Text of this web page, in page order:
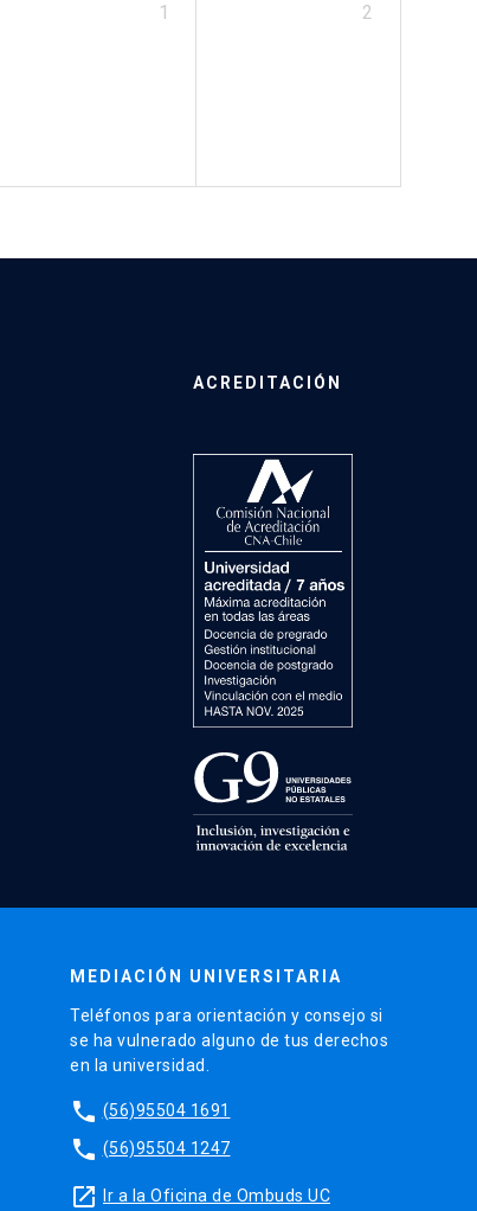
1 2
ACREDITACIÓN
MEDIACIÓN UNIVERSITARIA
Teléfonos para orientación y consejo si
se ha vulnerado alguno de tus derechos
en la universidad.
phone (56)95504 1691
phone (56)95504 1247
launch Ir a la Oficina de Ombuds UC